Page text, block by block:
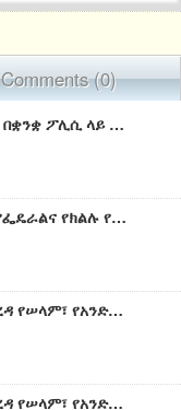
Comments (0)
በጠቅላይ ሚኒስትር ፅህፈት ቤት በቋንቋ ፖሊሲ ላይ የውይይት መድረክ ተካሂዷል
በክልሉ ወቅታዊ የፀጥታ ዙሪያ የፌዴራልና የክልሉ የፀጥታ አካላት የተሳተፉበት መድረክ በባሕር ዳር ከተማ ተካሂዷል።
በማዕከላዊ ጎንደር ዞን ጣቁሳ ወረዳ የሠላም፣ የአንድነትና የልማት ንቅናቄ የውይይት መርሀ ግብር ተካሂዷል።
በማዕከላዊ ጎንደር ዞን ጣቁሳ ወረዳ የሠላም፣ የአንድነትና የልማት ንቅናቄ የውይይት መርሀ ግብር ተካሂዷል።